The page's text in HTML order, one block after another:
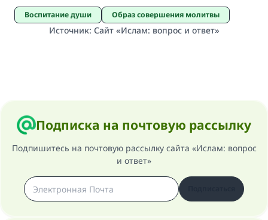
Воспитание души Образ совершения молитвы
Источник: Сайт «Ислам: вопрос и ответ»
Подписка на почтовую рассылку
Подпишитесь на почтовую рассылку сайта «Ислам: вопрос
и ответ»